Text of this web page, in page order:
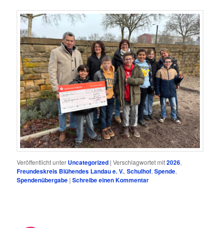
Veröffentlicht unter Uncategorized |Verschlagwortet mit2026,
Freundeskreis Blühendes Landau e. V.,Schulhof,Spende,
Spendenübergabe |Schreibe einen Kommentar